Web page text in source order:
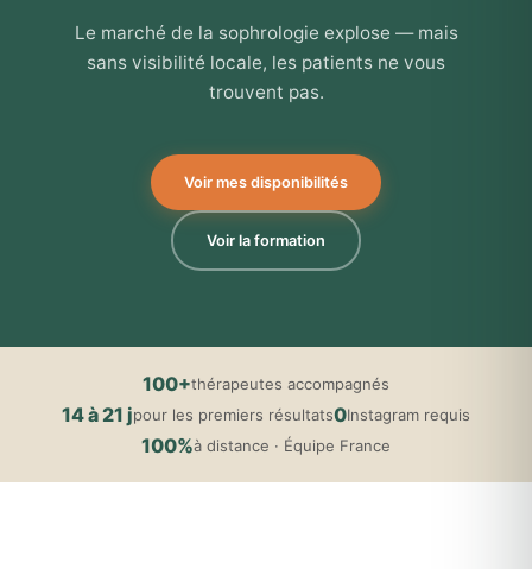
Le marché de la sophrologie explose — mais
sans visibilité locale, les patients ne vous
trouvent pas.
Voir mes disponibilités
Voir la formation
100+thérapeutes accompagnés
14 à 21 jpour les premiers résultats0Instagram requis
100%à distance · Équipe France